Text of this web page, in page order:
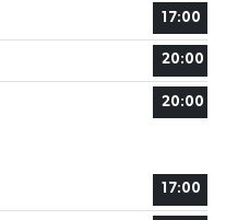
17:00
20:00
20:00
17:00